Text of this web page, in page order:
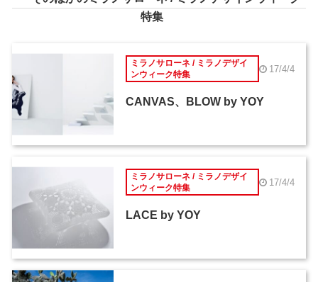
特集
ミラノサローネ / ミラノデザイ
ンウィーク特集
17/4/4
CANVAS、BLOW by YOY
ミラノサローネ / ミラノデザイ
ンウィーク特集
17/4/4
LACE by YOY